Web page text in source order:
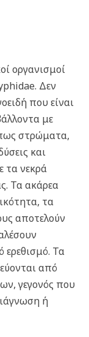
οργανισμοί
Δεν
που είναι
με
στρώματα,
και
τα νεκρά
Τα ακάρεα
τα
αποτελούν
ερεθισμό. Τα
από
γεγονός που
ή